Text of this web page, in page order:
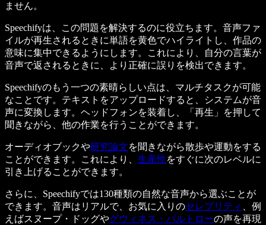
ません。
Speechifyは、この問題を解決するのに役立ちます。音声ファ
イルが再生されるときに単語を黄色でハイライトし、作品の
意味に集中できるようにします。これにより、自分の言葉が
音声で返されるときに、より正確に誤りを検出できます。
Speechifyのもう一つの素晴らしい点は、マルチタスクが可能
なことです。テキストをアップロードすると、システムが音
声に変換します。ヘッドフォンを装着し、「再生」を押して
聞きながら、他の作業を行うことができます。
オーディオブックや研究論文を聞きながら散歩や運動をする
ことができます。これにより、 生産性をすぐに次のレベルに
引き上げることができます。
さらに、Speechifyでは130種類の自然な音声から選ぶことが
できます。音声はリアルで、お気に入りのセレブリティ
、例
えばスヌープ・ドッグやグウィネス・パルトローの声を再現